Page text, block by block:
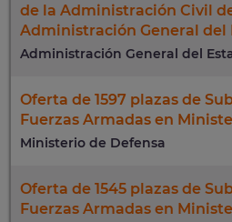
de la Administración Civil
Administración General del
Administración General del
Oferta de 1597 plazas de
Fuerzas Armadas en
Ministerio de Defensa
Oferta de 1545 plazas de
Fuerzas Armadas en